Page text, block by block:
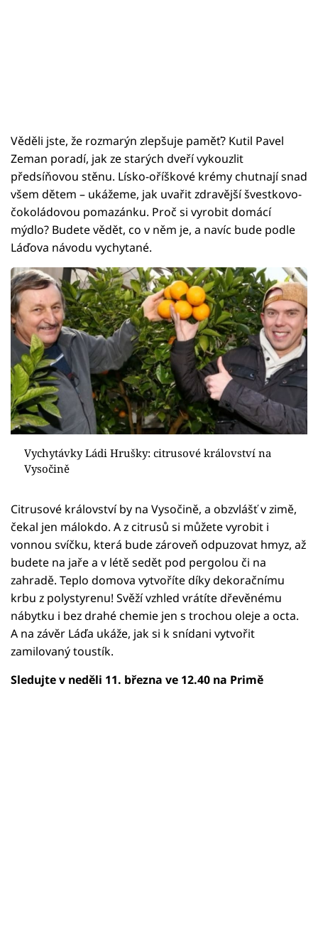
Věděli jste, že rozmarýn zlepšuje paměť? Kutil Pavel
Zeman poradí, jak ze starých dveří vykouzlit
předsíňovou stěnu. Lísko-oříškové krémy chutnají snad
všem dětem – ukážeme, jak uvařit zdravější švestkovo-
čokoládovou pomazánku. Proč si vyrobit domácí
mýdlo? Budete vědět, co v něm je, a navíc bude podle
Láďova návodu vychytané.
Vychytávky Ládi Hrušky: citrusové království na
Vysočině
Citrusové království by na Vysočině, a obzvlášť v zimě,
čekal jen málokdo. A z citrusů si můžete vyrobit i
vonnou svíčku, která bude zároveň odpuzovat hmyz, až
budete na jaře a v létě sedět pod pergolou či na
zahradě. Teplo domova vytvoříte díky dekoračnímu
krbu z polystyrenu! Svěží vzhled vrátíte dřevěnému
nábytku i bez drahé chemie jen s trochou oleje a octa.
A na závěr Láďa ukáže, jak si k snídani vytvořit
zamilovaný toustík.
Sledujte v neděli 11. března ve 12.40 na Primě